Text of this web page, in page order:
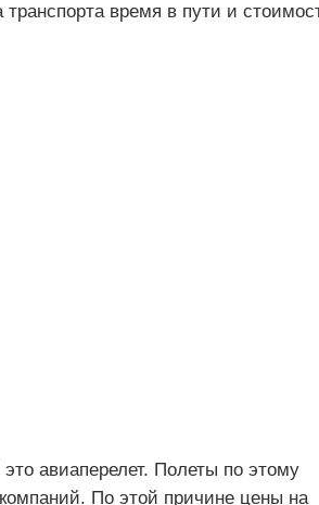
время в пути и
авиаперелет. Полеты по этому
По этой причине цены на